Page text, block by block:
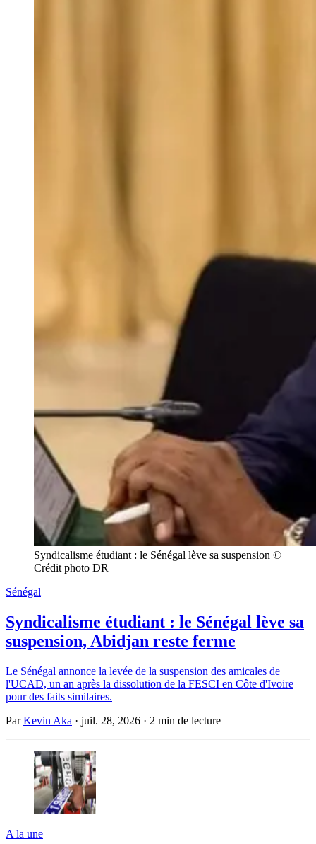
Syndicalisme étudiant : le Sénégal lève sa suspension ©
Crédit photo DR
Sénégal
Syndicalisme étudiant : le Sénégal lève sa
suspension, Abidjan reste ferme
Le Sénégal annonce la levée de la suspension des amicales de
l'UCAD, un an après la dissolution de la FESCI en Côte d'Ivoire
pour des faits similaires.
ParKevin Aka · juil. 28, 2026 · 2 min de lecture
A la une